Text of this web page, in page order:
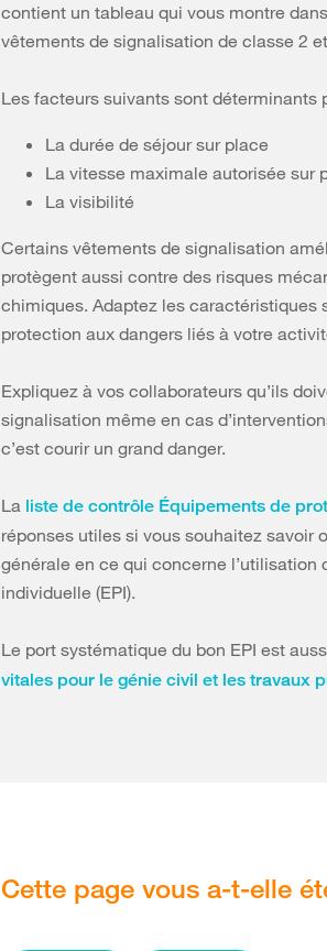
contient un tableau qui vous montre
vêtements de signalisation de classe 2
Les facteurs suivants sont
La durée de séjour sur place
La vitesse maximale autorisée sur
La visibilité
Certains vêtements de signalisation
protègent aussi contre des risques
chimiques. Adaptez les caractéristiques
protection aux dangers liés à votre
Expliquez à vos collaborateurs qu’ils
signalisation même en cas
c’est courir un grand danger.
La liste de contrôle Équipements de
réponses utiles si vous souhaitez savoir
générale en ce qui concerne
individuelle (EPI).
Le port systématique du bon EPI est
vitales pour le génie civil et les travaux
Cette page vous a-t-elle